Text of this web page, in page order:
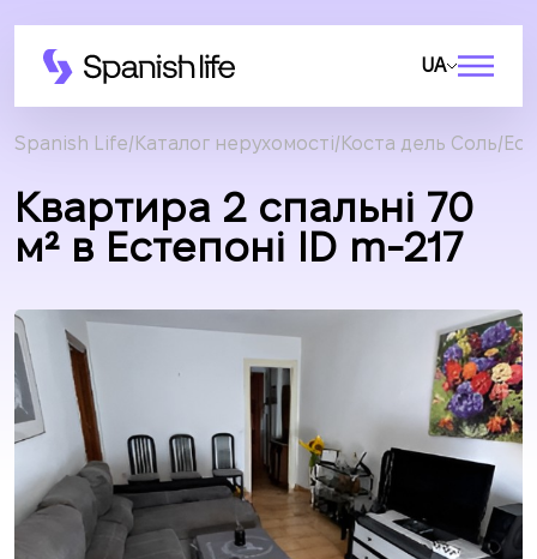
UA
Spanish Life Каталог нерухомості Коста дель Соль
Квартира 2 спальні 70
м² в Естепоні ID m-217